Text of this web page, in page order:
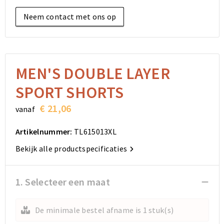
Elektronica, Gadgets en USB
Sleutelhangers en Lanyards
Anti-stress
Lampen en Gereedschap
Aanstekers
Snoepgoed
Sinterklaas
Reistassensets
Goodiebags
Golftassen
Opvouwbare tassen
Autotassen
Matrozentassen
Schoudertassen
Rugzakken
Bodywarmers
Kleding sets
Reistassensets
Goodiebags
Golftassen
Opvouwbare tassen
Autotassen
Matrozentassen
Schoudertassen
Rugzakken
Overhemden
Jassen
Broeken en Rokken
Schoenen
Neem contact met ons op
MEN'S DOUBLE LAYER
SPORT SHORTS
vanaf € 21,06
Artikelnummer: TL615013XL
Bekijk alle productspecificaties
1. Selecteer een maat
De minimale bestel afname is 1 stuk(s)